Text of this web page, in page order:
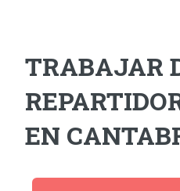
TRABAJAR
EN